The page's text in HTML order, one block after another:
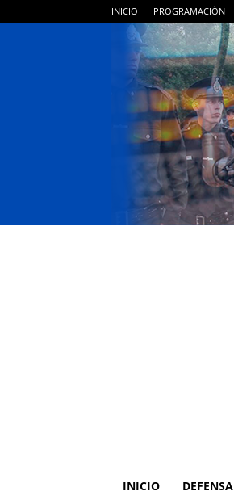
INICIO PROGRAMACIÓN
INICIO DEFENSA